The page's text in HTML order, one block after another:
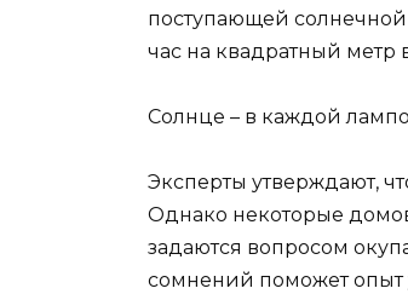
поступающей солнечной
час на квадратный метр
Солнце – в каждой
Эксперты утверждают,
Однако некоторые
задаются вопросом
сомнений поможет